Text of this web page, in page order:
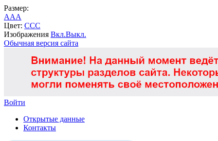
Размер:
AAA
Цвет: CCC
Изображения Вкл.Выкл.
Обычная версия сайта
Войти
Открытые данные
Контакты